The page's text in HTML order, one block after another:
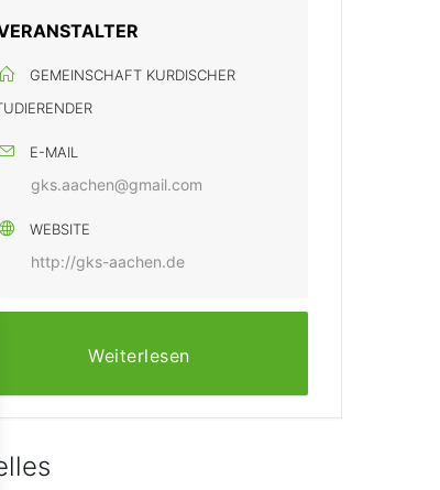
GEMEINSCHAFT KURDISCHER
E-MAIL
gks.aachen@gmail.com
WEBSITE
http://gks-aachen.de
Weiterlesen